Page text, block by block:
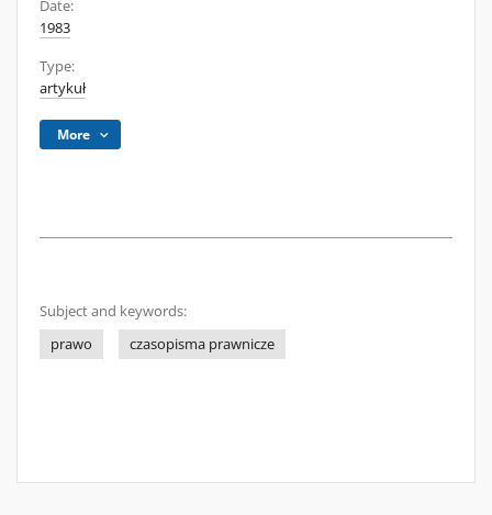
Date:
1983
Type:
artykuł
More
Subject and keywords:
prawo
czasopisma prawnicze